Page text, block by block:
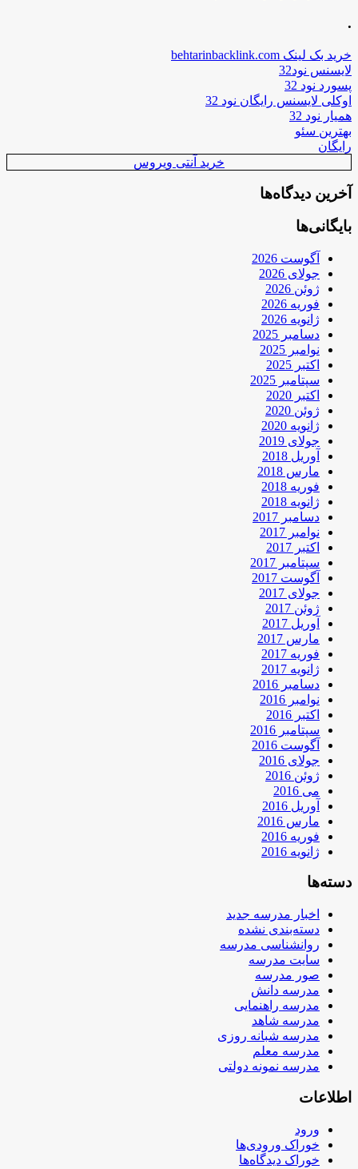
.
خرید بک لینک behtarinbacklink.com
لایسنس نود32
پسورد نود 32
اوکلی لایسنس رایگان نود 32
همیار نود 32
بهترین سئو
رایگان
خرید آنتی ویروس
آخرین دیدگاه‌ها
بایگانی‌ها
آگوست 2026
جولای 2026
ژوئن 2026
فوریه 2026
ژانویه 2026
دسامبر 2025
نوامبر 2025
اکتبر 2025
سپتامبر 2025
اکتبر 2020
ژوئن 2020
ژانویه 2020
جولای 2019
آوریل 2018
مارس 2018
فوریه 2018
ژانویه 2018
دسامبر 2017
نوامبر 2017
اکتبر 2017
سپتامبر 2017
آگوست 2017
جولای 2017
ژوئن 2017
آوریل 2017
مارس 2017
فوریه 2017
ژانویه 2017
دسامبر 2016
نوامبر 2016
اکتبر 2016
سپتامبر 2016
آگوست 2016
جولای 2016
ژوئن 2016
می 2016
آوریل 2016
مارس 2016
فوریه 2016
ژانویه 2016
دسته‌ها
اخبار مدرسه جدید
دسته‌بندی نشده
روانشناسی مدرسه
سایت مدرسه
صور مدرسه
مدرسه دانش
مدرسه راهنمایی
مدرسه شاهد
مدرسه شبانه روزی
مدرسه معلم
مدرسه نمونه دولتی
اطلاعات
ورود
خوراک ورودی‌ها
خوراک دیدگاه‌ها